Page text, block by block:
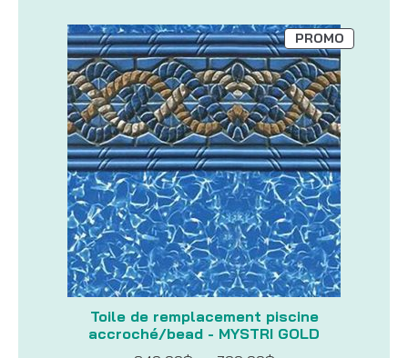
Toile de remplacement piscine
accroché/bead - MYSTRI GOLD
PROMOPRODUIT
EN